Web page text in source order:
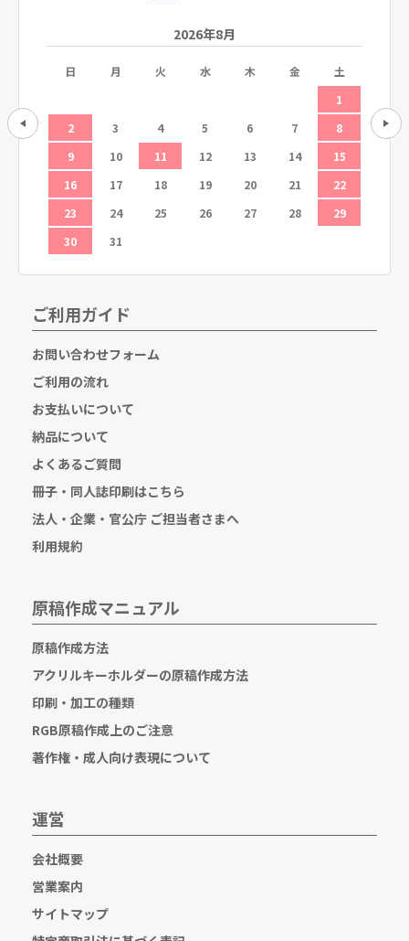
12
2026年8月
日 月 火 水 木 金
土
1
2
3 4 5 6 7
8
9
10 11 12 13 14
15
16
17 18 19 20 21
22
23
24 25 26 27 28
29
30
31
6
ご利用ガイド
お問い合わせフォーム
ご利用の流れ
お支払いについて
納品について
よくあるご質問
冊子・同人誌印刷はこちら
法人・企業・官公庁 ご担当者さまへ
利用規約
原稿作成マニュアル
原稿作成方法
アクリルキーホルダーの原稿作成方法
印刷・加工の種類
RGB原稿作成上のご注意
著作権・成人向け表現について
運営
会社概要
営業案内
サイトマップ